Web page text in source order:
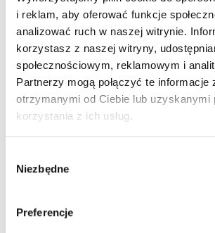
i reklam, aby oferować funkcje
analizować ruch w naszej witrynie.
korzystasz z naszej witryny,
społecznościowym, reklamowym i
Partnerzy mogą połączyć te informacje
otrzymanymi od Ciebie lub uzyskanymi
korzystania z ich usług.
zgody
Niezbędne
Preferencje
Numer KRS
KRS 0000127075
Skopiuj numer KRS
Wydrukuj
do księgowej